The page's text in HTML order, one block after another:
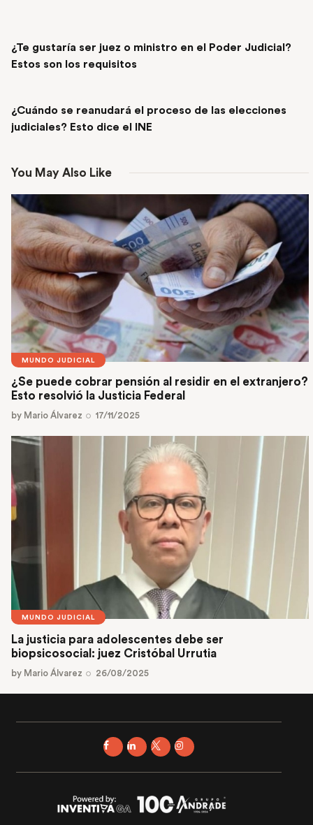
¿Te gustaría ser juez o ministro en el Poder Judicial?
Estos son los requisitos
¿Cuándo se reanudará el proceso de las elecciones
judiciales? Esto dice el INE
You May Also Like
MUNDO JUDICIAL
¿Se puede cobrar pensión al residir en el extranjero?
Esto resolvió la Justicia Federal
by Mario Álvarez 17/11/2025
MUNDO JUDICIAL
La justicia para adolescentes debe ser
biopsicosocial: juez Cristóbal Urrutia
by Mario Álvarez 26/08/2025